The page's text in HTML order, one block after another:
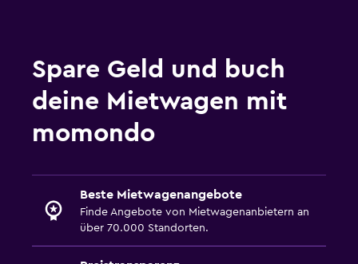
Spare Geld und buch
deine Mietwagen mit
momondo
Beste Mietwagenangebote
Finde Angebote von Mietwagenanbietern an
über 70.000 Standorten.